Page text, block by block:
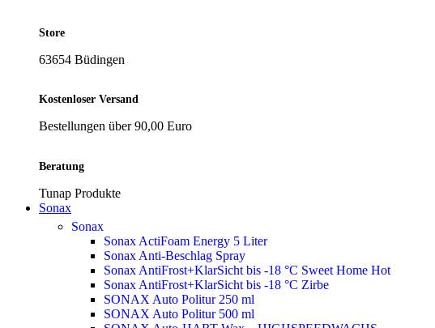
Store
63654 Büdingen
Kostenloser Versand
Bestellungen über 90,00 Euro
Beratung
Tunap Produkte
Sonax
Sonax
Sonax ActiFoam Energy 5 Liter
Sonax Anti-Beschlag Spray
Sonax AntiFrost+KlarSicht bis -18 °C Sweet Home Hot
Sonax AntiFrost+KlarSicht bis -18 °C Zirbe
SONAX Auto Politur 250 ml
SONAX Auto Politur 500 ml